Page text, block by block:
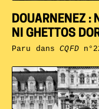
DOUARNENEZ :
NI GHETTOS
Paru dansCQFD